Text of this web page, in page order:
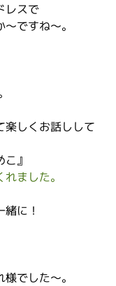
レスで
ですね〜。
楽しくお話しして
』
れました。
に！
でした〜。